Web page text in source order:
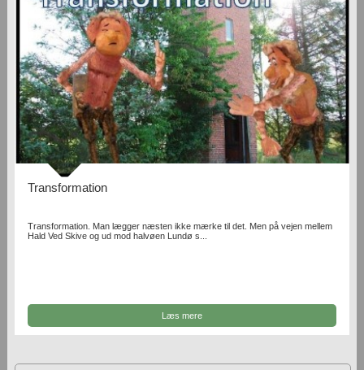
Transformation
Transformation. Man lægger næsten ikke mærke til det. Men på vejen mellem
Hald Ved Skive og ud mod halvøen Lundø s...
Læs mere